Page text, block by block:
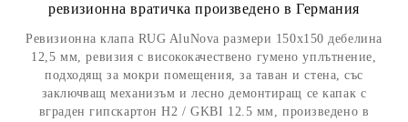
ревизионна вратичка произведено в Германия
Ревизионна клапа RUG AluNova размери 150x150 дебелина
12,5 мм, ревизия с висококачествено гумено уплътнение,
подходящ за мокри помещения, за таван и стена, със
заключващ механизъм и лесно демонтиращ се капак с
вграден гипскартон H2 / GKBI 12.5 мм, произведено в